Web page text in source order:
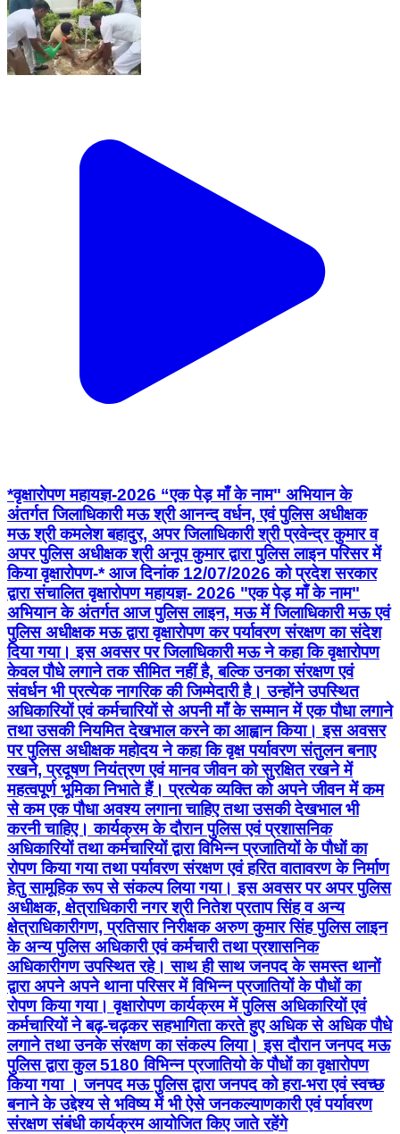
*वृक्षारोपण महायज्ञ-2026 “एक पेड़ माँ के नाम" अभियान के
अंतर्गत जिलाधिकारी मऊ श्री आनन्द वर्धन, एवं पुलिस अधीक्षक
मऊ श्री कमलेश बहादुर, अपर जिलाधिकारी श्री प्रवेन्द्र कुमार व
अपर पुलिस अधीक्षक श्री अनूप कुमार द्वारा पुलिस लाइन परिसर में
किया वृक्षारोपण-* आज दिनांक 12/07/2026 को प्रदेश सरकार
द्वारा संचालित वृक्षारोपण महायज्ञ- 2026 "एक पेड़ माँ के नाम"
अभियान के अंतर्गत आज पुलिस लाइन, मऊ में जिलाधिकारी मऊ एवं
पुलिस अधीक्षक मऊ द्वारा वृक्षारोपण कर पर्यावरण संरक्षण का संदेश
दिया गया। इस अवसर पर जिलाधिकारी मऊ ने कहा कि वृक्षारोपण
केवल पौधे लगाने तक सीमित नहीं है, बल्कि उनका संरक्षण एवं
संवर्धन भी प्रत्येक नागरिक की जिम्मेदारी है। उन्होंने उपस्थित
अधिकारियों एवं कर्मचारियों से अपनी माँ के सम्मान में एक पौधा लगाने
तथा उसकी नियमित देखभाल करने का आह्वान किया। इस अवसर
पर पुलिस अधीक्षक महोदय ने कहा कि वृक्ष पर्यावरण संतुलन बनाए
रखने, प्रदूषण नियंत्रण एवं मानव जीवन को सुरक्षित रखने में
महत्वपूर्ण भूमिका निभाते हैं। प्रत्येक व्यक्ति को अपने जीवन में कम
से कम एक पौधा अवश्य लगाना चाहिए तथा उसकी देखभाल भी
करनी चाहिए। कार्यक्रम के दौरान पुलिस एवं प्रशासनिक
अधिकारियों तथा कर्मचारियों द्वारा विभिन्न प्रजातियों के पौधों का
रोपण किया गया तथा पर्यावरण संरक्षण एवं हरित वातावरण के निर्माण
हेतु सामूहिक रूप से संकल्प लिया गया। इस अवसर पर अपर पुलिस
अधीक्षक, क्षेत्राधिकारी नगर श्री नितेश प्रताप सिंह व अन्य
क्षेत्राधिकारीगण, प्रतिसार निरीक्षक अरुण कुमार सिंह पुलिस लाइन
के अन्य पुलिस अधिकारी एवं कर्मचारी तथा प्रशासनिक
अधिकारीगण उपस्थित रहे। साथ ही साथ जनपद के समस्त थानों
द्वारा अपने अपने थाना परिसर में विभिन्न प्रजातियों के पौधों का
रोपण किया गया। वृक्षारोपण कार्यक्रम में पुलिस अधिकारियों एवं
कर्मचारियों ने बढ़-चढ़कर सहभागिता करते हुए अधिक से अधिक पौधे
लगाने तथा उनके संरक्षण का संकल्प लिया। इस दौरान जनपद मऊ
पुलिस द्वारा कुल 5180 विभिन्न प्रजातियो के पौधों का वृक्षारोपण
किया गया । जनपद मऊ पुलिस द्वारा जनपद को हरा-भरा एवं स्वच्छ
बनाने के उद्देश्य से भविष्य में भी ऐसे जनकल्याणकारी एवं पर्यावरण
संरक्षण संबंधी कार्यक्रम आयोजित किए जाते रहेंगे